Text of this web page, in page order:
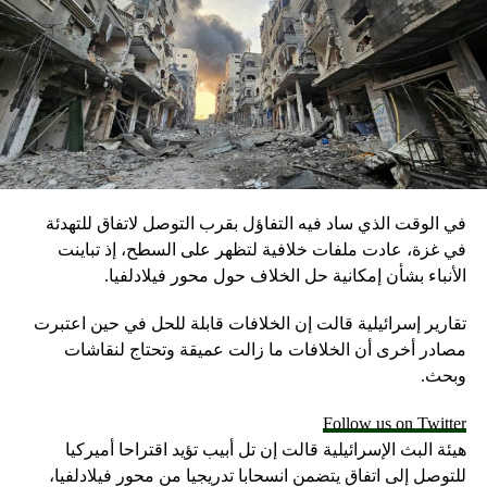
في الوقت الذي ساد فيه التفاؤل بقرب التوصل لاتفاق للتهدئة
في غزة، عادت ملفات خلافية لتظهر على السطح، إذ تباينت
الأنباء بشأن إمكانية حل الخلاف حول محور فيلادلفيا.
تقارير إسرائيلية قالت إن الخلافات قابلة للحل في حين اعتبرت
مصادر أخرى أن الخلافات ما زالت عميقة وتحتاج لنقاشات
وبحث.
Follow us on Twitter
هيئة البث الإسرائيلية قالت إن تل أبيب تؤيد اقتراحا أميركيا
للتوصل إلى اتفاق يتضمن انسحابا تدريجيا من محور فيلادلفيا،